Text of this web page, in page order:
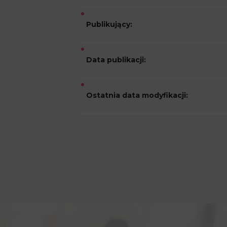
Publikujący:
Data publikacji:
Ostatnia data modyfikacji: